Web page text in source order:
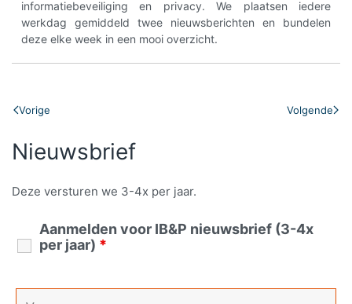
informatiebeveiliging en privacy. We plaatsen iedere
werkdag gemiddeld twee nieuwsberichten en bundelen
deze elke week in een mooi overzicht.
Vorige Volgende
Nieuwsbrief
Deze versturen we 3-4x per jaar.
Aanmelden voor IB&P nieuwsbrief (3-4x
per jaar) *